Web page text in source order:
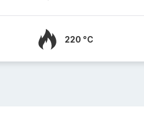
220 °C